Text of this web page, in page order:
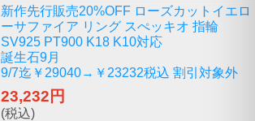
新作先行販売20%OFF ローズカットイエロ
ーサファイア リング スぺッキオ 指輪
SV925 PT900 K18 K10対応
誕生石9月
9/7迄￥29040→￥23232税込 割引対象外
23,232円
(税込)